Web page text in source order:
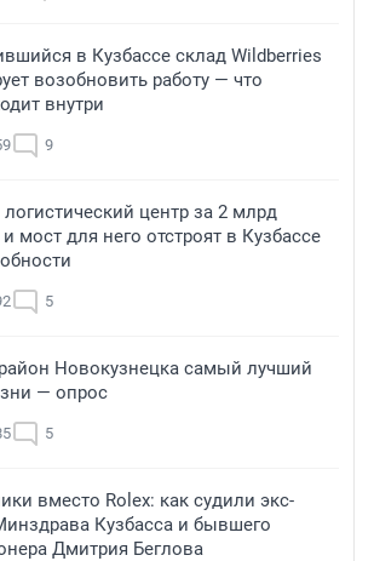
в Кузбассе склад Wildberries
возобновить работу — что
внутри
9
центр за 2 млрд
и мост для него отстроят в Кузбассе
5
Новокузнецка самый лучший
— опрос
5
вместо Rolex: как судили экс-
Кузбасса и бывшего
Дмитрия Беглова